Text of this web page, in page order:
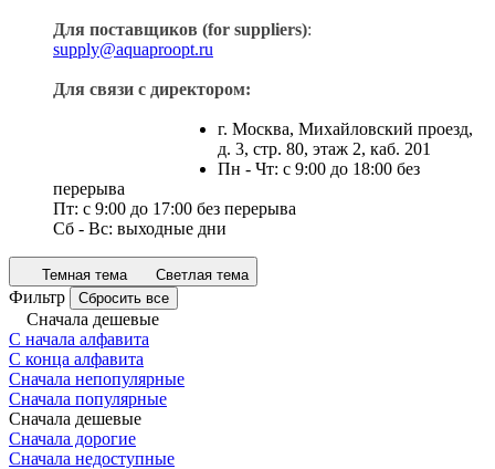
Для поставщиков (for suppliers):
supply@aquaproopt.ru
Для связи с директором:
г. Москва, Михайловский проезд,
д. 3, стр. 80, этаж 2, каб. 201
Пн - Чт: с 9:00 до 18:00 без
перерыва
Пт: с 9:00 до 17:00 без перерыва
Сб - Вс: выходные дни
Темная тема Светлая тема
Фильтр Сбросить все
Сначала дешевые
С начала алфавита
С конца алфавита
Сначала непопулярные
Сначала популярные
Сначала дешевые
Сначала дорогие
Сначала недоступные